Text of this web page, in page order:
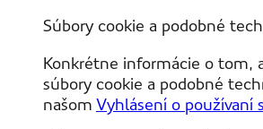
Súbory cookie a podobné
Konkrétne informácie o tom,
súbory cookie a podobné
našom Vyhlásení o používaní